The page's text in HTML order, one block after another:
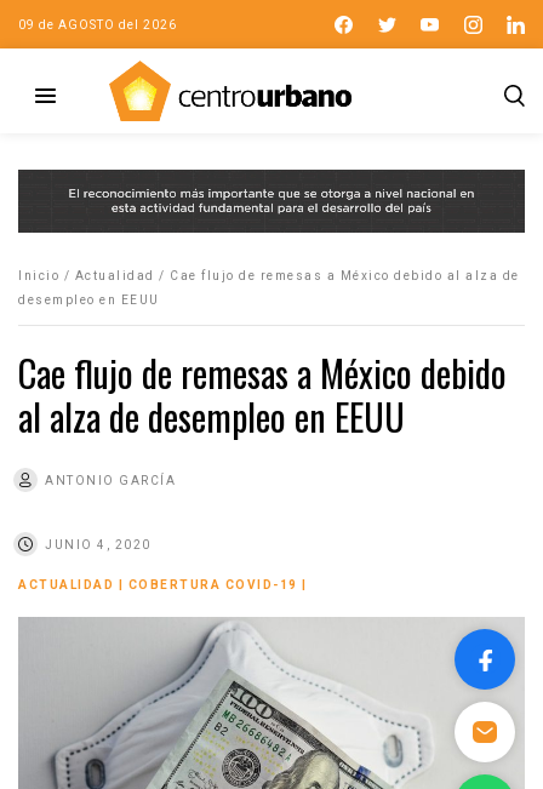
09 de AGOSTO del 2026
Inicio / Actualidad / Cae flujo de remesas a México debido al alza de
desempleo en EEUU
Cae flujo de remesas a México debido
al alza de desempleo en EEUU
ANTONIO GARCÍA
JUNIO 4, 2020
ACTUALIDAD COBERTURA COVID-19